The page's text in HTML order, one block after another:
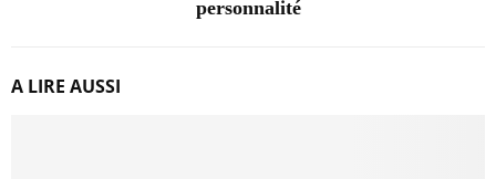
personnalité
A LIRE AUSSI